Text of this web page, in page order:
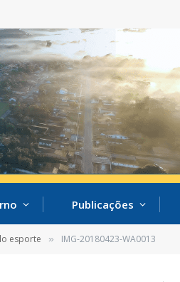
Publicações
esporte » IMG-20180423-WA0013